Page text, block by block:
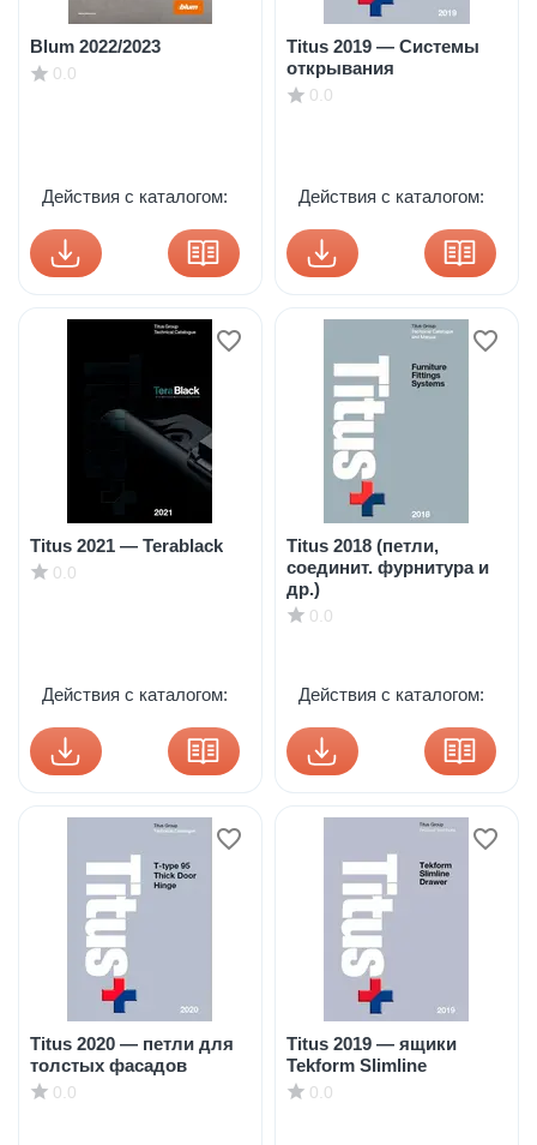
Blum 2022/2023
0.0
Действия с каталогом:
Titus 2019 — Системы
открывания
0.0
Действия с каталогом:
Titus 2021 — Terablack
0.0
Действия с каталогом:
Titus 2018 (петли,
соединит. фурнитура и
др.)
0.0
Действия с каталогом:
Titus 2020 — петли для
толстых фасадов
0.0
Titus 2019 — ящики
Tekform Slimline
0.0